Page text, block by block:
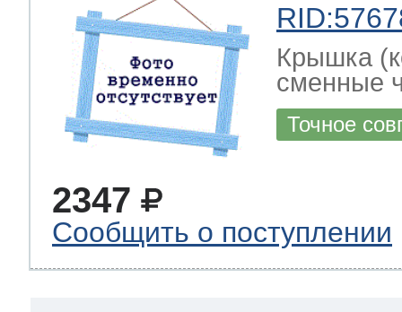
Крышка
сменные
Точное
2347
Сообщить о поступлении